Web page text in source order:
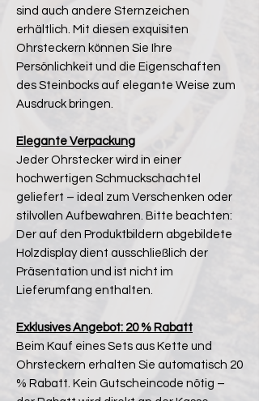
sind auch andere Sternzeichen
erhältlich. Mit diesen exquisiten
Ohrsteckern können Sie Ihre
Persönlichkeit und die Eigenschaften
des Steinbocks auf elegante Weise zum
Ausdruck bringen.
Elegante Verpackung
Jeder Ohrstecker wird in einer
hochwertigen Schmuckschachtel
geliefert – ideal zum Verschenken oder
stilvollen Aufbewahren. Bitte beachten:
Der auf den Produktbildern abgebildete
Holzdisplay dient ausschließlich der
Präsentation und ist nicht im
Lieferumfang enthalten.
Exklusives Angebot: 20 % Rabatt
Beim Kauf eines Sets aus Kette und
Ohrsteckern erhalten Sie automatisch 20
% Rabatt. Kein Gutscheincode nötig –